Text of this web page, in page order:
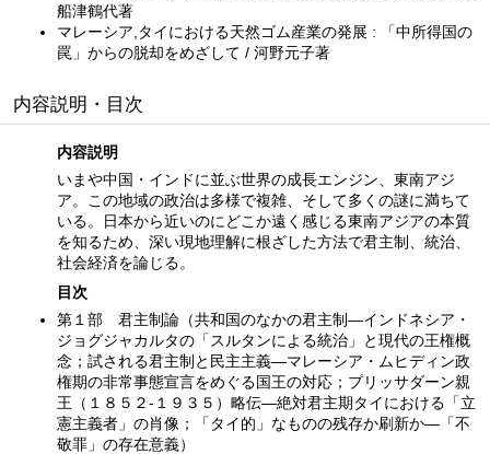
船津鶴代著
マレーシア,タイにおける天然ゴム産業の発展 : 「中所得国の
罠」からの脱却をめざして / 河野元子著
内容説明・目次
内容説明
いまや中国・インドに並ぶ世界の成長エンジン、東南アジ
ア。この地域の政治は多様で複雑、そして多くの謎に満ちて
いる。日本から近いのにどこか遠く感じる東南アジアの本質
を知るため、深い現地理解に根ざした方法で君主制、統治、
社会経済を論じる。
目次
第１部 君主制論（共和国のなかの君主制―インドネシア・
ジョグジャカルタの「スルタンによる統治」と現代の王権概
念；試される君主制と民主主義―マレーシア・ムヒディン政
権期の非常事態宣言をめぐる国王の対応；プリッサダーン親
王（１８５２‐１９３５）略伝―絶対君主期タイにおける「立
憲主義者」の肖像；「タイ的」なものの残存か刷新か―「不
敬罪」の存在意義）